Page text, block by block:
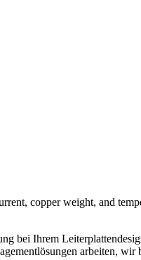
copper weight, and
bei Ihrem
arbeiten,